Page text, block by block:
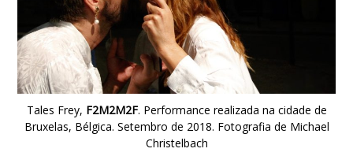
Tales Frey, F2M2M2F. Performance realizada na cidade de
Bruxelas, Bélgica. Setembro de 2018. Fotografia de Michael
Christelbach